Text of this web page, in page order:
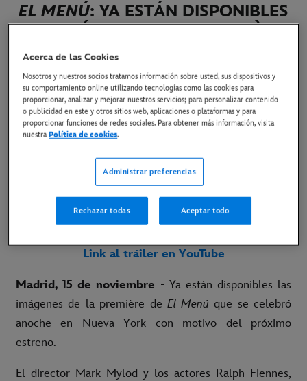
EL MENÚ: YA ESTÁN DISPONIBLES
LAS IMÁGENES DE LA PREMIÈRE
EN NUEVA YORK
15 de noviembre de 2022
Copiar Artículo
2 DE DICIEMBRE SOLO EN CINES
Link al material disponible
Link al tráiler en YouTube
Madrid, 15 de noviembre - Ya están disponibles las
imágenes de la première deEl Menú que se celebró
anoche en Nueva York con motivo del próximo
estreno.
El director Mark Mylod y los actores Ralph Fiennes,
Acerca de las Cookies
Nosotros y nuestros socios tratamos información sobre usted, sus dispositivos y
su comportamiento online utilizando tecnologías como las cookies para
proporcionar, analizar y mejorar nuestros servicios; para personalizar contenido
o publicidad en este y otros sitios web, aplicaciones o plataformas y para
proporcionar funciones de redes sociales. Para obtener más información, visita
nuestraPolítica de cookies.
Administrar preferencias
Rechazar todas Aceptar todo